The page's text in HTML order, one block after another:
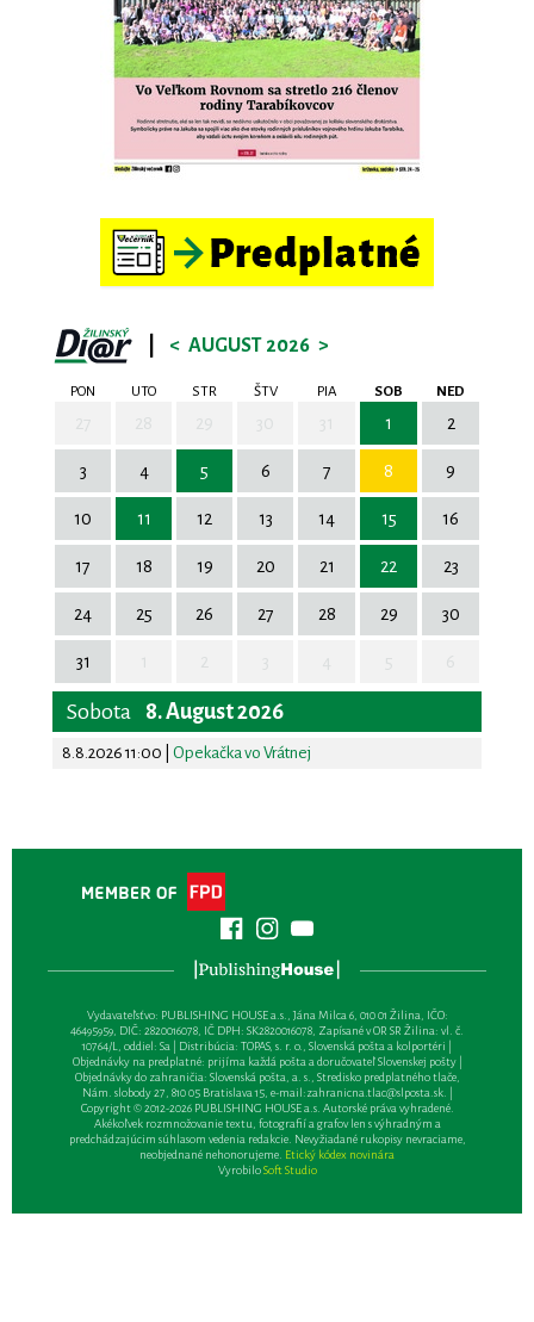
< AUGUST 2026 >
PON UTO STR ŠTV PIA SOB NED
1 2
3 4 5 6 7 8 9
10 11 12 13 14 15 16
17 18 19 20 21 22 23
24 25 26 27 28 29 30
31
Sobota 8. August 2026
8.8.2026 11:00 Opekačka vo Vrátnej
Vydavateľsťvo: PUBLISHING HOUSE a.s., Jána Milca 6, 010 01 Žilina, IČO:
46495959, DIČ: 2820016078, IČ DPH: SK2820016078, Zapísané v OR SR Žilina: vl. č.
10764/L, oddiel: Sa | Distribúcia: TOPAS, s. r. o., Slovenská pošta a kolportéri |
Objednávky na predplatné: prijíma každá pošta a doručovateľ Slovenskej pošty |
Objednávky do zahraničia: Slovenská pošta, a. s., Stredisko predplatného tlače,
Nám. slobody 27, 810 05 Bratislava 15, e-mail:zahranicna.tlac@slposta.sk. |
Copyright © 2012-2026 PUBLISHING HOUSE a.s. Autorské práva vyhradené.
Akékoľvek rozmnožovanie textu, fotografií a grafov len s výhradným a
predchádzajúcim súhlasom vedenia redakcie. Nevyžiadané rukopisy nevraciame,
neobjednané nehonorujeme. Etický kódex novinára
VyrobiloSoft Studio